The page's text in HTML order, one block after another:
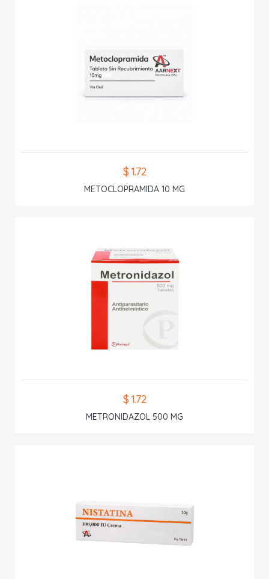
$ 1.72
METOCLOPRAMIDA 10 MG
$ 1.72
METRONIDAZOL 500 MG